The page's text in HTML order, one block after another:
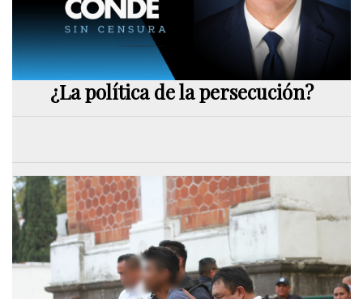
¿La política de la persecución?